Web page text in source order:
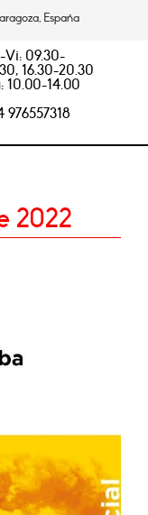
España
Vi: 09.30-
16.30-20.30
10.00-14.00
976557318
2022